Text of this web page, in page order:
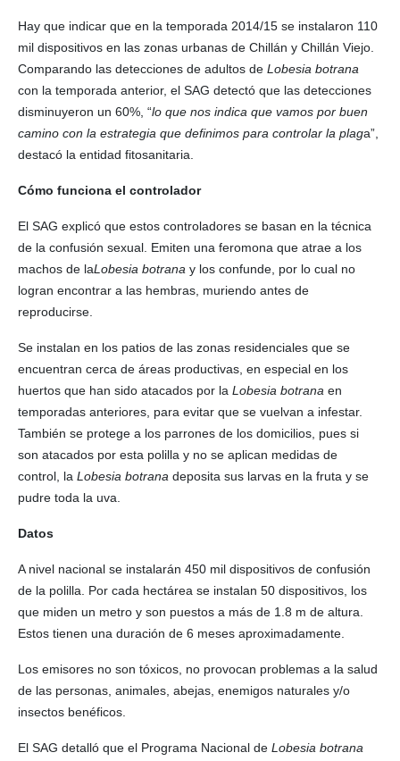
Hay que indicar que en la temporada 2014/15 se instalaron 110
mil dispositivos en las zonas urbanas de Chillán y Chillán Viejo.
Comparando las detecciones de adultos de Lobesia botrana
con la temporada anterior, el SAG detectó que las detecciones
disminuyeron un 60%, “lo que nos indica que vamos por buen
camino con la estrategia que definimos para controlar la plaga”,
destacó la entidad fitosanitaria.
Cómo funciona el controlador
El SAG explicó que estos controladores se basan en la técnica
de la confusión sexual. Emiten una feromona que atrae a los
machos de laLobesia botrana y los confunde, por lo cual no
logran encontrar a las hembras, muriendo antes de
reproducirse.
Se instalan en los patios de las zonas residenciales que se
encuentran cerca de áreas productivas, en especial en los
huertos que han sido atacados por la Lobesia botrana en
temporadas anteriores, para evitar que se vuelvan a infestar.
También se protege a los parrones de los domicilios, pues si
son atacados por esta polilla y no se aplican medidas de
control, la Lobesia botrana deposita sus larvas en la fruta y se
pudre toda la uva.
Datos
A nivel nacional se instalarán 450 mil dispositivos de confusión
de la polilla. Por cada hectárea se instalan 50 dispositivos, los
que miden un metro y son puestos a más de 1.8 m de altura.
Estos tienen una duración de 6 meses aproximadamente.
Los emisores no son tóxicos, no provocan problemas a la salud
de las personas, animales, abejas, enemigos naturales y/o
insectos benéficos.
El SAG detalló que el Programa Nacional de Lobesia botrana